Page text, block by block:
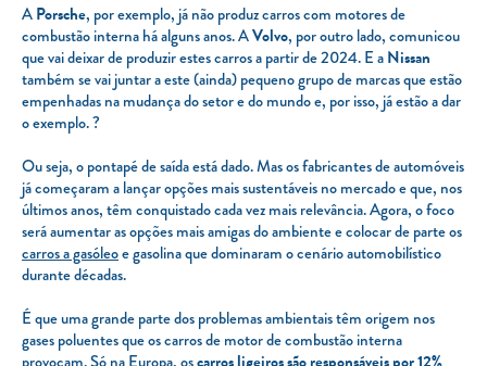
APorsche, por exemplo, já não produz carros com motores de
combustão interna há alguns anos. AVolvo, por outro lado, comunicou
que vai deixar de produzir estes carros a partir de 2024. E aNissan
também se vai juntar a este (ainda) pequeno grupo de marcas que estão
empenhadas na mudança do setor e do mundo e, por isso, já estão a dar
o exemplo. ?
Ou seja, o pontapé de saída está dado. Mas os fabricantes de automóveis
já começaram a lançar opções mais sustentáveis no mercado e que, nos
últimos anos, têm conquistado cada vez mais relevância. Agora, o foco
será aumentar as opções mais amigas do ambiente e colocar de parte os
carros a gasóleoe gasolina que dominaram o cenário automobilístico
durante décadas.
É que uma grande parte dos problemas ambientais têm origem nos
gases poluentes que os carros de motor de combustão interna
provocam. Só na Europa, oscarros ligeiros são responsáveis por 12%